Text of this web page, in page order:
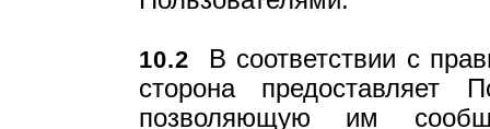
10.2 В соответствии с
сторона предоставляет
позволяющую им